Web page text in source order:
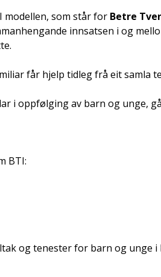
modellen, som står for Betre
innsatsen i og
får hjelp tidleg frå eit samla
i oppfølging av barn og unge,
BTI:
og tenester for barn og unge i